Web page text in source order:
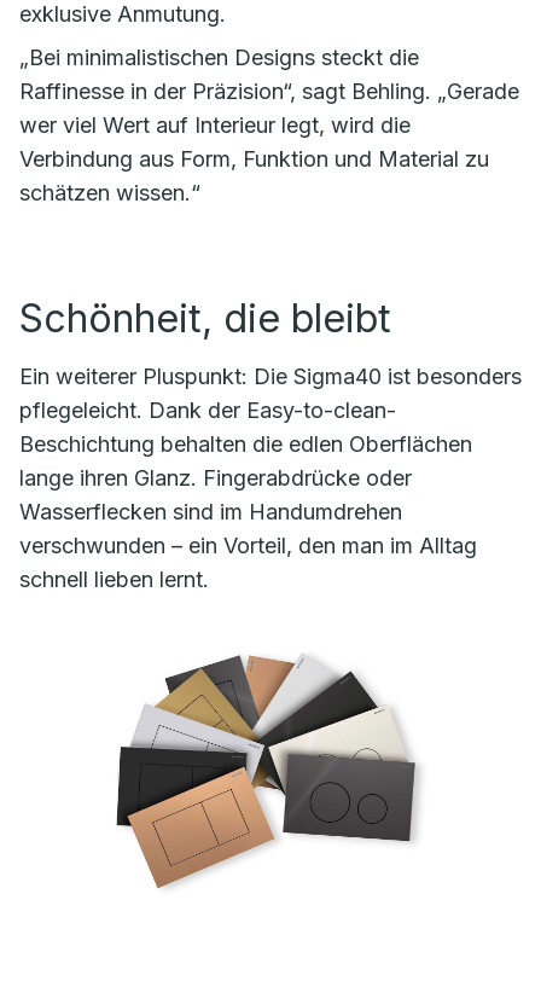
exklusive Anmutung.
„Bei minimalistischen Designs steckt die
Raffinesse in der Präzision“, sagt Behling. „Gerade
wer viel Wert auf Interieur legt, wird die
Verbindung aus Form, Funktion und Material zu
schätzen wissen.“
Schönheit, die bleibt
Ein weiterer Pluspunkt: Die Sigma40 ist besonders
pflegeleicht. Dank der Easy-to-clean-
Beschichtung behalten die edlen Oberflächen
lange ihren Glanz. Fingerabdrücke oder
Wasserflecken sind im Handumdrehen
verschwunden – ein Vorteil, den man im Alltag
schnell lieben lernt.